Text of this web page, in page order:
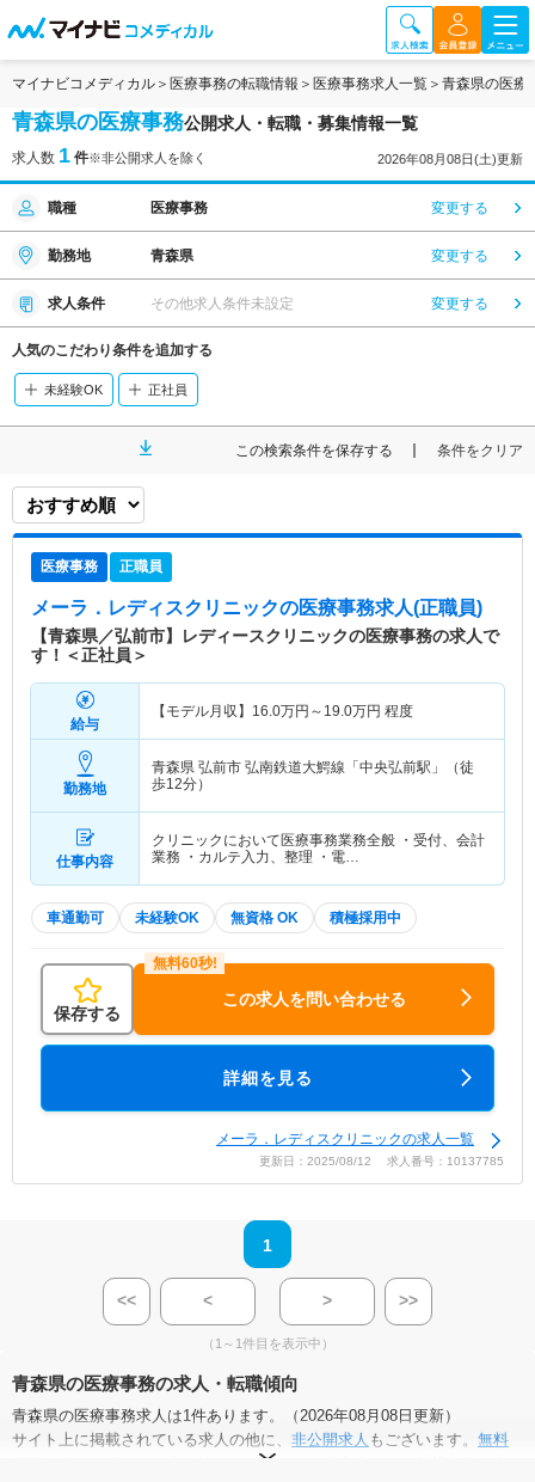
マイナビコメディカル 医療事務の転職情報 医療事務求人一覧 青森県の医療
青森県の医療事務公開求人・転職・募集情報一覧
求人数 1 件※非公開求人を除く 2026年08月08日(土)更新
職種 医療事務 変更する
勤務地 青森県 変更する
求人条件 その他求人条件未設定 変更する
人気のこだわり条件を追加する
未経験OK 正社員
この検索条件を保存する 条件をクリア
医療事務 正職員
メーラ．レディスクリニックの医療事務求人(正職員)
【青森県／弘前市】レディースクリニックの医療事務の求人で
す！＜正社員＞
給与
【モデル月収】 16.0万円～ 19.0万円 程度
勤務地
青森県 弘前市 弘南鉄道大鰐線「中央弘前駅」（徒
歩12分）
仕事内容
クリニックにおいて医療事務業務全般 ・受付、会計
業務 ・カルテ入力、整理 ・電…
車通勤可 未経験OK 無資格 OK 積極採用中
保存する
この求人を問い合わせる
詳細を見る
メーラ．レディスクリニックの求人一覧
更新日：2025/08/12 求人番号：10137785
1
<< < > >>
（1～1件目を表示中）
青森県の医療事務の求人・転職傾向
青森県の医療事務求人は1件あります。（2026年08月08日更新）
サイト上に掲載されている求人の他に、 非公開求人 もございます。 無料
にお申し込みいただくと、全求人からご希望条件に合